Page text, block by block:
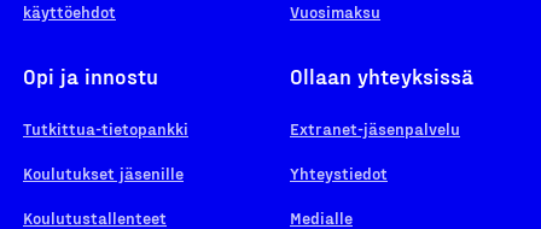
käyttöehdot
Vuosimaksu
Opi ja innostu
Tutkittua-tietopankki
Koulutukset jäsenille
Koulutustallenteet
Ollaan yhteyksissä
Extranet-jäsenpalvelu
Yhteystiedot
Medialle